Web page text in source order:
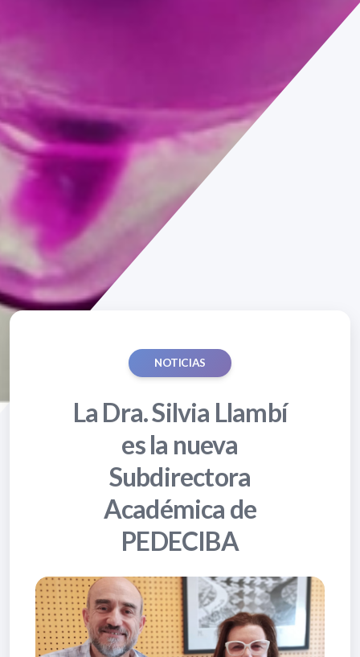
NOTICIAS
La Dra. Silvia Llambí
es la nueva
Subdirectora
Académica de
PEDECIBA